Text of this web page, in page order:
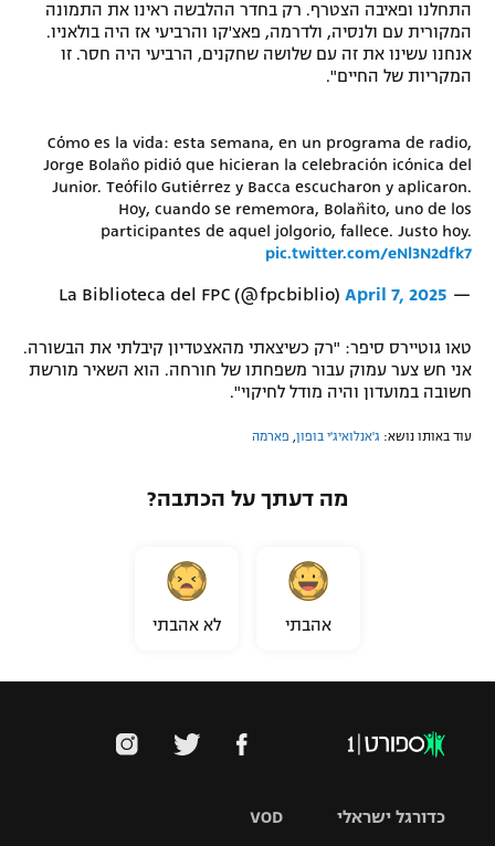
התחלנו ופאיבה הצטרף. רק בחדר ההלבשה ראינו את התמונה
המקורית עם ולנסיה, ולדרמה, פאצ'קו והרביעי אז היה בולאניו.
אנחנו עשינו את זה עם שלושה שחקנים, הרביעי היה חסר. זו
המקריות של החיים".
Cómo es la vida: esta semana, en un programa de radio,
Jorge Bolaño pidió que hicieran la celebración icónica del
Junior. Teófilo Gutiérrez y Bacca escucharon y aplicaron.
Hoy, cuando se rememora, Bolañito, uno de los
participantes de aquel jolgorio, fallece. Justo hoy.
pic.twitter.com/eNl3N2dfk7
— La Biblioteca del FPC (@fpcbiblio)
April 7, 2025
טאו גוטיירס סיפר: "רק כשיצאתי מהאצטדיון קיבלתי את הבשורה.
אני חש צער עמוק עבור משפחתו של חורחה. הוא השאיר מורשת
חשובה במועדון והיה מודל לחיקוי".
עוד באותו נושא: ג'אנלואיג'י בופון פארמה
מה דעתך על הכתבה?
אהבתי לא אהבתי
VOD כדורגל ישראלי